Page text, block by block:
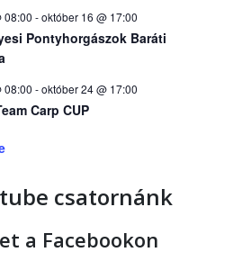
08:00 -október 16 @ 17:00
Pontyhorgászok Baráti
08:00 -október 24 @ 17:00
Carp CUP
csatornánk
a Facebookon